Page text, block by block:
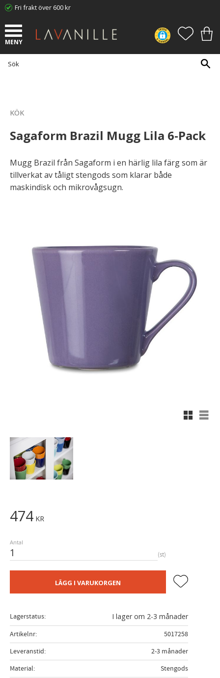
Fri frakt över 600 kr
KÖK
Sagaform Brazil Mugg Lila 6-Pack
Mugg Brazil från Sagaform i en härlig lila färg som är
tillverkat av tåligt stengods som klarar både
maskindisk och mikrovågsugn.
474 KR
Antal
st
LÄGG I VARUKORGEN Lägg till i
Lagerstatus
I lager om 2-3 månader
Artikelnr
5017258
Leveranstid
2-3 månader
Material
Stengods